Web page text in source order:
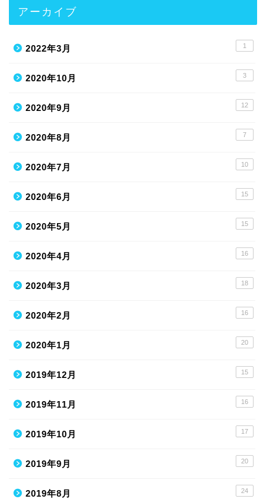
アーカイブ
2022年3月 1
2020年10月 3
2020年9月 12
2020年8月 7
2020年7月 10
2020年6月 15
2020年5月 15
2020年4月 16
2020年3月 18
2020年2月 16
2020年1月 20
2019年12月 15
2019年11月 16
2019年10月 17
2019年9月 20
2019年8月 24